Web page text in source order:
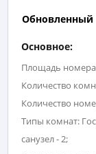
Основное:
Площадь номера
Количество
Количество
Типы комнат:
санузел - 2;